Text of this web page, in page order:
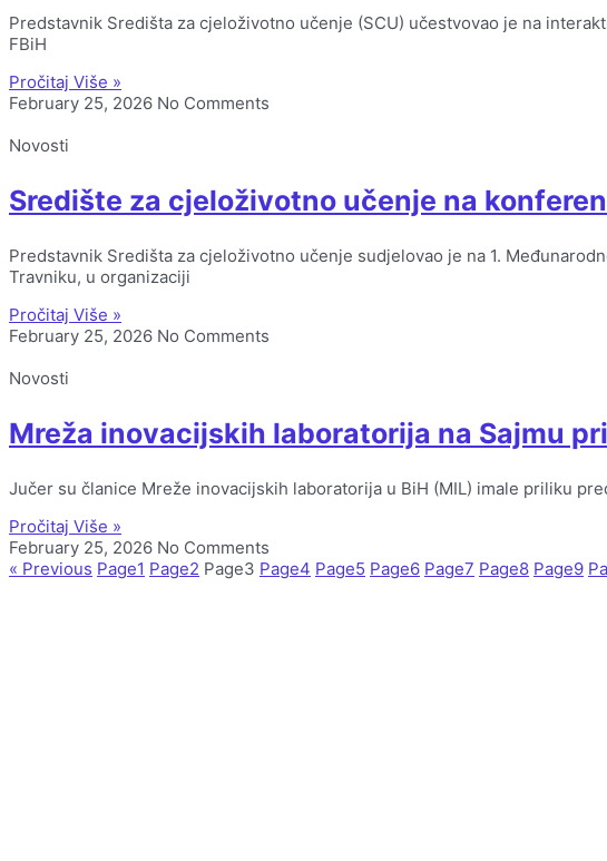
Predstavnik Središta za cjeloživotno učenje (SCU) učestvovao je na
FBiH
Pročitaj Više »
February 25, 2026 No Comments
Novosti
Središte za cjeloživotno učenje na
Predstavnik Središta za cjeloživotno učenje sudjelovao je na 1.
Travniku, u organizaciji
Pročitaj Više »
February 25, 2026 No Comments
Novosti
Mreža inovacijskih laboratorija na Sajmu
Jučer su članice Mreže inovacijskih laboratorija u BiH (MIL) imale priliku
Pročitaj Više »
February 25, 2026 No Comments
« Previous Page1 Page2 Page3 Page4 Page5 Page6 Page7 Page8 Page9